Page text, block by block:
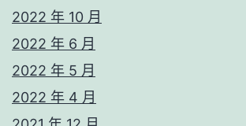
2022 年 10 月
2022 年 6 月
2022 年 5 月
2022 年 4 月